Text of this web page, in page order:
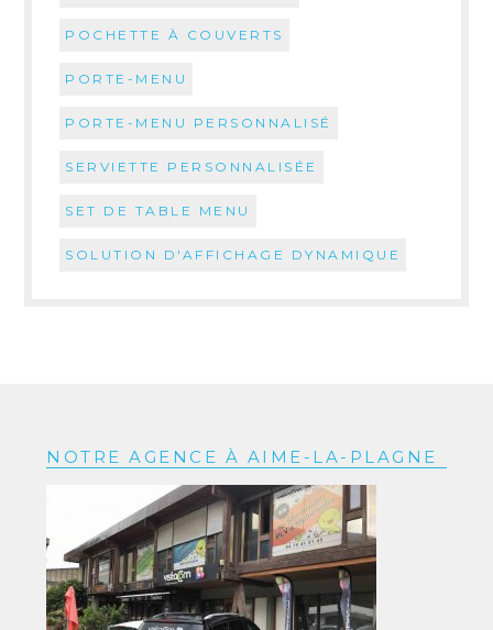
POCHETTE À COUVERTS
PORTE-MENU
PORTE-MENU PERSONNALISÉ
SERVIETTE PERSONNALISÉE
SET DE TABLE MENU
SOLUTION D'AFFICHAGE DYNAMIQUE
NOTRE AGENCE À AIME-LA-PLAGNE